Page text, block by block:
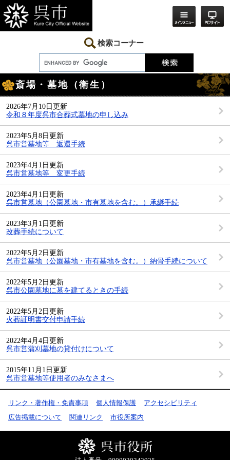
ー
ジ
の
ニ
ュ
ー
て
本
文
へ
検索コーナー
文
斎場・墓地（衛生）
2026年7月10日更新
令和８年度呉市合葬式墓地の申し込み
2023年5月8日更新
呉市営墓地等 返還手続
2023年4月1日更新
呉市営墓地等 変更手続
2023年4月1日更新
呉市営墓地（公園墓地・市有墓地を含む。）承継手続
2023年3月1日更新
改葬手続について
2022年5月2日更新
呉市営墓地（公園墓地・市有墓地を含む。）納骨手続について
2022年5月2日更新
呉市公園墓地に墓を建てるときの手続
2022年5月2日更新
火葬証明書交付申請手続
2022年4月4日更新
呉市営蒲刈墓地の貸付けについて
2015年11月1日更新
呉市営墓地等使用者のみなさまへ
リンク・著作権・免責事項 個人情報保護
アクセシビリティ
広告掲載について
関連リンク 市役所案内